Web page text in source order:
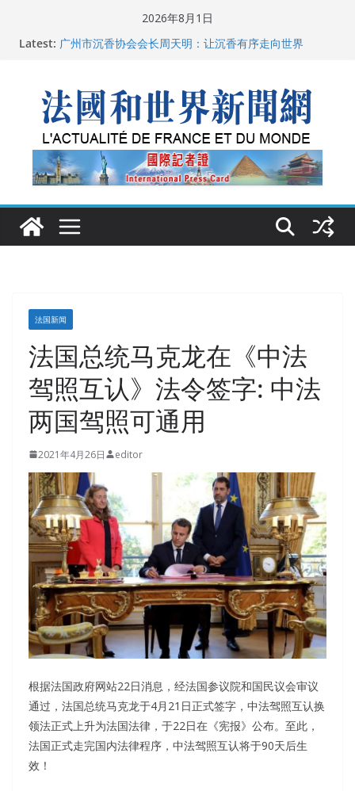
2026年8月1日
Latest: 父亲的日记
“没有空调的欧洲”：一场被放大的无知
从一杯沉香叶茶到一缕海南天香：加拿大茶艺师邓岚月
海南沉香文化考察纪行
法国新闻
法国总统马克龙在《中法
驾照互认》法令签字: 中法
两国驾照可通用
2021年4月26日 editor
根据法国政府网站22日消息，经法国参议院和国民议会审议
通过，法国总统马克龙于4月21日正式签字，中法驾照互认换
领法正式上升为法国法律，于22日在《宪报》公布。至此，
法国正式走完国内法律程序，中法驾照互认将于90天后生
效！